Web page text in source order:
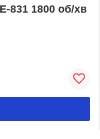
831 1800 об/хв